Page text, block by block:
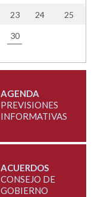
23 24 25
30
AGENDA
PREVISIONES
INFORMATIVAS
ACUERDOS
CONSEJO DE
GOBIERNO